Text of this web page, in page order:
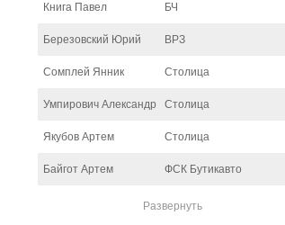
Книга Павел БЧ
Березовский Юрий ВРЗ
Сомплей Янник Столица
Умпирович Александр Столица
Якубов Артем Столица
Байгот Артем ФСК Бутикавто
Развернуть